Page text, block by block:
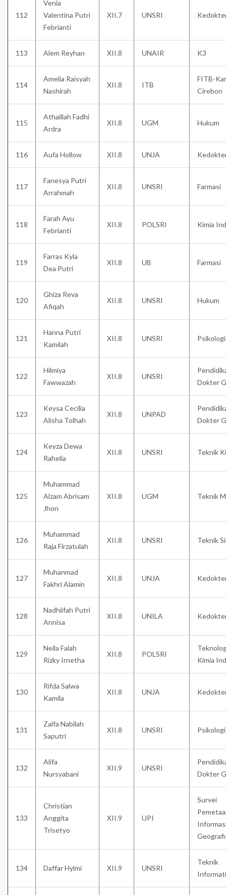
112
Venia
Valentina Putri
Febrianti
XII.7 UNSRI
113 Alem Reyhan XII.8 UNAIR K3
114
Amelia Raisyah
Nashirah
XII.8 ITB
FITB-
Cirebon
115
Athaillah Fadhi
Ardra
XII.8 UGM Hukum
116 Aufa Hollow XII.8 UNJA
117
Fanesya Putri
Arrahmah
XII.8 UNSRI Farmasi
118
Farah Ayu
Febrianti
XII.8 POLSRI Kimia
119
Farras Kyla
Dea Putri
XII.8 UB Farmasi
120
Ghiza Reva
Afiqah
XII.8 UNSRI Hukum
121
Hanna Putri
Kamilah
XII.8 UNSRI Psikologi
122
Hilmiya
Fawwazah
XII.8 UNSRI
Dokter
123
Keysa Cecilia
Alisha Tolhah
XII.8 UNPAD
Dokter
124
Keyza Dewa
Rahelia
XII.8 UNSRI Teknik
125
Muhammad
Alzam Abrisam
Jhon
XII.8 UGM Teknik
126
Muhammad
Raja Firzatulah
XII.8 UNSRI Teknik
127
Muhanmad
Fakhri Alamin
XII.8 UNJA
128
Nadhiifah Putri
Annisa
XII.8 UNILA
129
Neila Falah
Rizky Irnetha
XII.8 POLSRI
Kimia
130
Rifda Salwa
Kamila
XII.8 UNJA
131
Zalfa Nabilah
Saputri
XII.8 UNSRI Psikologi
132
Alifa
Nursyabani
XII.9 UNSRI
Dokter
133
Christian
Anggita
Trisetyo
XII.9 UPI
Survei
134 Daffar Hylmi XII.9 UNSRI
Teknik